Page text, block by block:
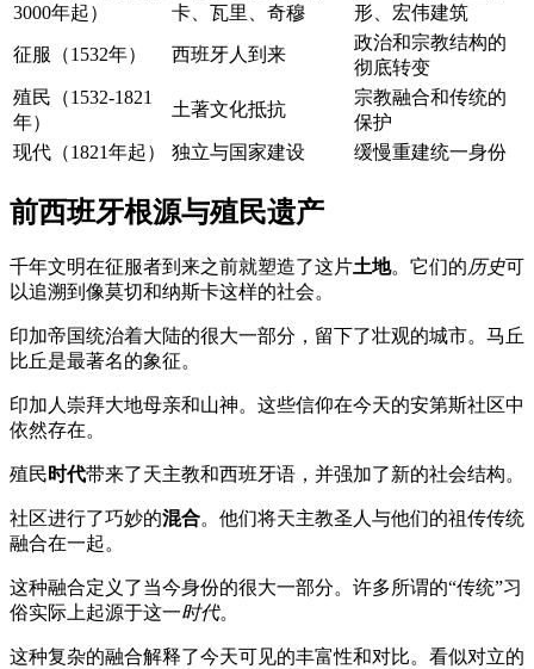
3000年起）
卡、瓦里、奇穆
形、宏伟建筑
征服（1532年） 西班牙人到来
政治和宗教结构的
彻底转变
殖民（1532-1821
年）
土著文化抵抗
宗教融合和传统的
保护
现代（1821年起）
独立与国家建设 缓慢重建统一身份
前西班牙根源与殖民遗产
千年文明在征服者到来之前就塑造了这片土地。它们的历史可
以追溯到像莫切和纳斯卡这样的社会。
印加帝国统治着大陆的很大一部分，留下了壮观的城市。马丘
比丘是最著名的象征。
印加人崇拜大地母亲和山神。这些信仰在今天的安第斯社区中
依然存在。
殖民 时代带来了天主教和西班牙语，并强加了新的社会结构。
社区进行了巧妙的混合。他们将天主教圣人与他们的祖传传统
融合在一起。
这种融合定义了当今身份的很大一部分。许多所谓的“传统”习
俗实际上起源于这一时代。
这种复杂的融合解释了今天可见的丰富性和对比。看似对立的